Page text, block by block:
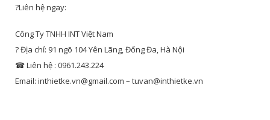
?Liên hệ ngay:
Công Ty TNHH INT Việt Nam
?Địa chỉ: 91 ngõ 104 Yên Lãng, Đống Đa, Hà Nội
☎Liên hệ : 0961.243.224
Email: inthietke.vn@gmail.com – tuvan@inthietke.vn